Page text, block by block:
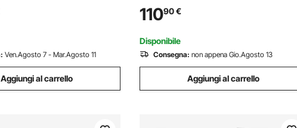
per pollice saldati in acciaio
imbullonato
Ven.Agosto 7 - Mar.Agosto 11
Aggiungi al carrello
110° Fessura Estesa 160-340mm Sedile
con Cintura di Sicurezza per Caricatore
Escavatore
11090€
Disponibile
Consegna: non appena Gio.Agosto 13
Aggiungi al carrello